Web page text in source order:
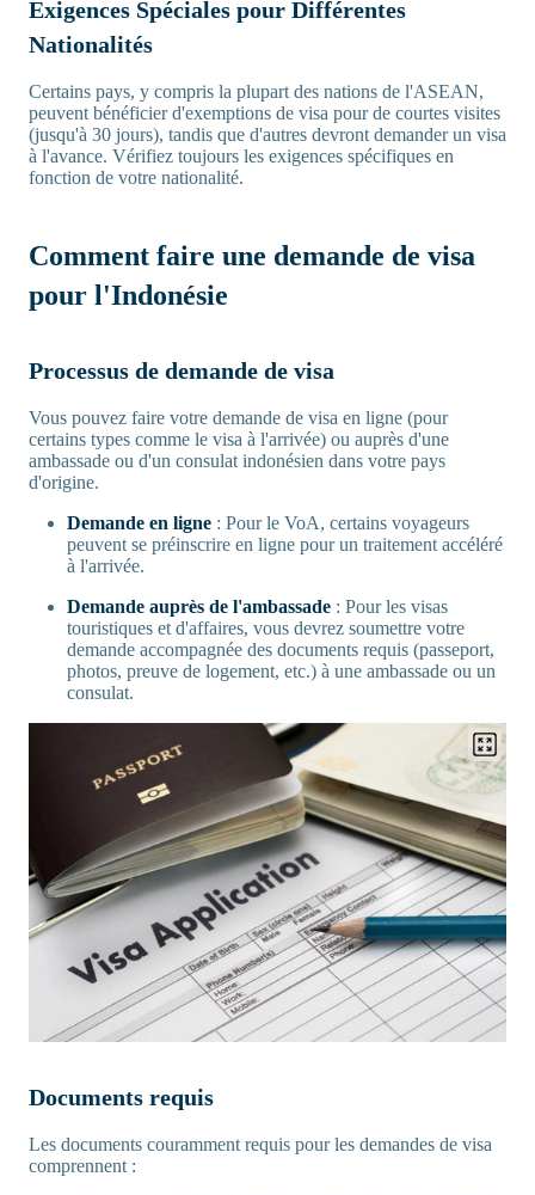
Exigences Spéciales pour Différentes
Nationalités
Certains pays, y compris la plupart des nations de l'ASEAN,
peuvent bénéficier d'exemptions de visa pour de courtes visites
(jusqu'à 30 jours), tandis que d'autres devront demander un visa
à l'avance. Vérifiez toujours les exigences spécifiques en
fonction de votre nationalité.
Comment faire une demande de visa
pour l'Indonésie
Processus de demande de visa
Vous pouvez faire votre demande de visa en ligne (pour
certains types comme le visa à l'arrivée) ou auprès d'une
ambassade ou d'un consulat indonésien dans votre pays
d'origine.
Demande en ligne : Pour le VoA, certains voyageurs
peuvent se préinscrire en ligne pour un traitement accéléré
à l'arrivée.
Demande auprès de l'ambassade : Pour les visas
touristiques et d'affaires, vous devrez soumettre votre
demande accompagnée des documents requis (passeport,
photos, preuve de logement, etc.) à une ambassade ou un
consulat.
Documents requis
Les documents couramment requis pour les demandes de visa
comprennent :